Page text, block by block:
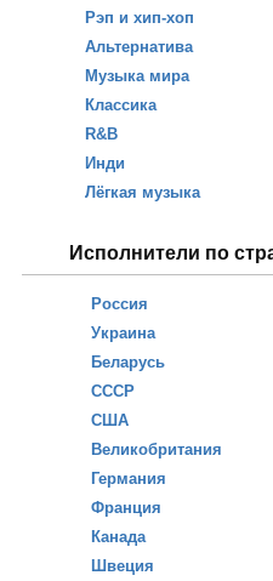
Рэп и хип-хоп
Альтернатива
Музыка мира
Классика
R&B
Инди
Лёгкая музыка
Исполнители по
Россия
Украина
Беларусь
СССР
США
Великобритания
Германия
Франция
Канада
Швеция